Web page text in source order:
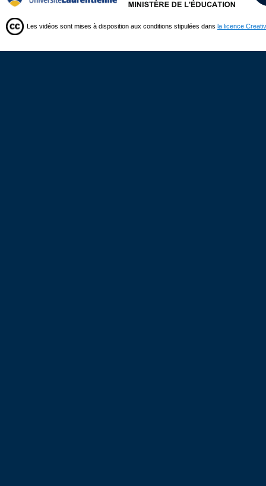
Les vidéos sont mises à disposition aux conditions stipulées dans la licence